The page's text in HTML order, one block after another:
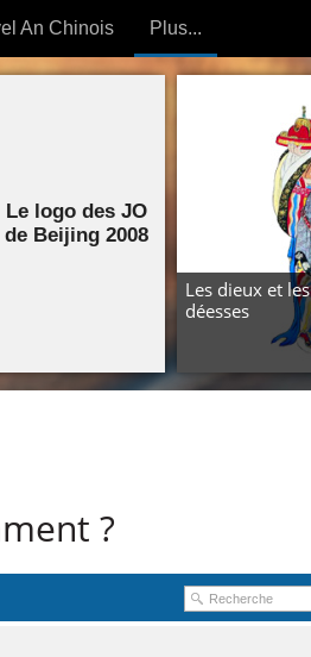
An Chinois Plus...
Forum (archives)
Le logo des JO
de Beijing 2008
Les dieux et les
déesses
?